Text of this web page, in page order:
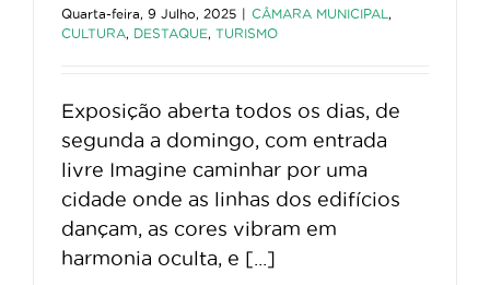
Quarta-feira, 9 Julho, 2025 CÂMARA MUNICIPAL ,
CULTURA, DESTAQUE, TURISMO
Exposição aberta todos os dias, de
segunda a domingo, com entrada
livre Imagine caminhar por uma
cidade onde as linhas dos edifícios
dançam, as cores vibram em
harmonia oculta, e [...]